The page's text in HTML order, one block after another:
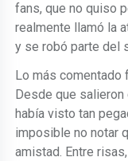
fans, que no quiso
realmente llamó la
y se robó parte del
Lo más comentado
Desde que salieron
había visto tan
imposible no notar
amistad. Entre